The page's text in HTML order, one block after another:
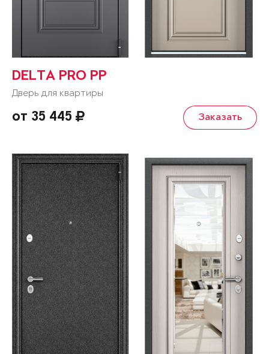
DELTA PRO PP
Дверь для квартиры
от 35 445 Заказать